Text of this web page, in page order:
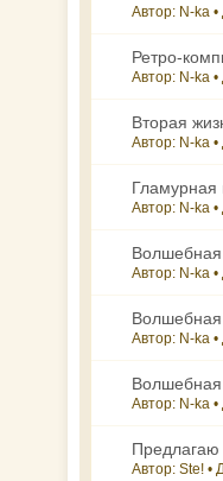
Автор: N-ka •
Ретро-
Автор: N-ka
Вторая
Автор: N-ka
Автор: N-ka
Волшебная
Автор: N-ka
Волшебная
Автор: N-ka
Волшебная
Автор: N-ka
Предлагаю
Автор: Ste! •